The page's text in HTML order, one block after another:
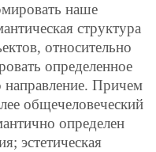
наше
структура
относительно
определенное
направление. Причем
общечеловеческий
определен
эстетическая